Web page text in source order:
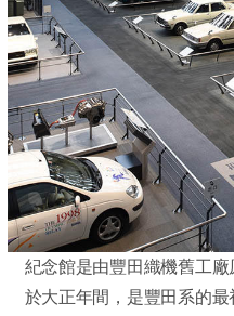
紀念館是由豐田織機舊工
於大正年間，是豐田系的最